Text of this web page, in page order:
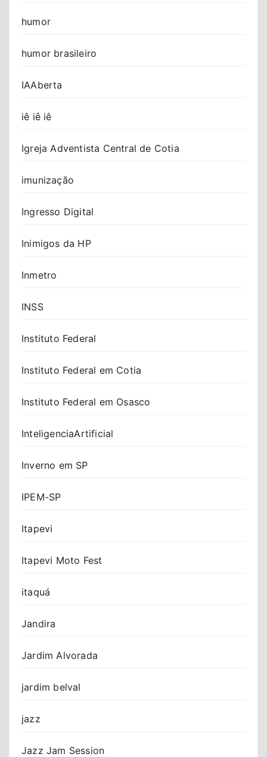
humor
humor brasileiro
IAAberta
iê iê iê
Igreja Adventista Central de Cotia
imunização
Ingresso Digital
Inimigos da HP
Inmetro
INSS
Instituto Federal
Instituto Federal em Cotia
Instituto Federal em Osasco
InteligenciaArtificial
Inverno em SP
IPEM-SP
Itapevi
Itapevi Moto Fest
itaquá
Jandira
Jardim Alvorada
jardim belval
jazz
Jazz Jam Session